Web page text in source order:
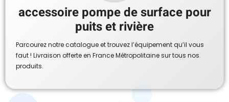
accessoire pompe de surface pour
puits et rivière
Parcourez notre catalogue et trouvez l’équipement qu’il vous
faut ! Livraison offerte en France Métropolitaine sur tous nos
produits.